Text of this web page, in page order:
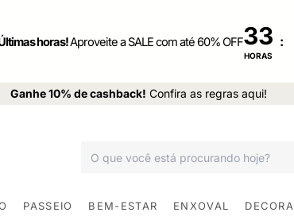
horas!Aproveite a SALE com até 60% OFF33
HORAS
:
Ganhe 10% de cashback! Confira as regras aqui!
PASSEIO BEM-ESTAR ENXOVAL